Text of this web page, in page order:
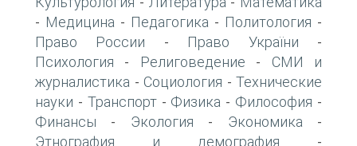
- Медицина - Педагогика - Политология -
Право России - Право України -
Психология - Религоведение - СМИ и
журналистика - Социология - Технические
науки - Транспорт- Физика - Философия -
Финансы - Экология - Экономика -
Этнография и демография -